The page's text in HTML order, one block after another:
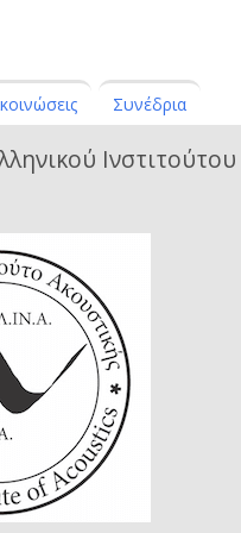
Συνέδρια